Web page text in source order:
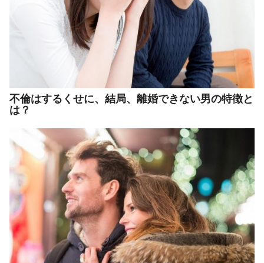
不倫はするくせに、結局、離婚できない男の特徴と
は？